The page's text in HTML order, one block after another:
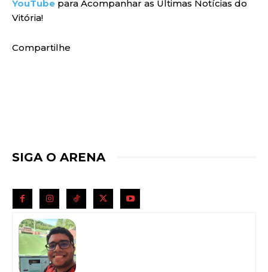
YouTube para Acompanhar as Últimas Notícias do
Vitória!
Compartilhe
SIGA O ARENA